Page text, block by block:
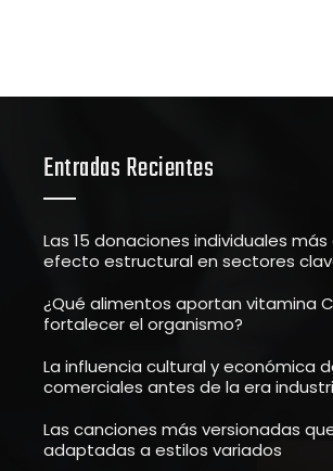
Entradas Recientes
Las 15 donaciones individuales
efecto estructural en sectores
¿Qué alimentos aportan vitamina
fortalecer el organismo?
La influencia cultural y económica
comerciales antes de la era
Las canciones más versionadas
adaptadas a estilos variados